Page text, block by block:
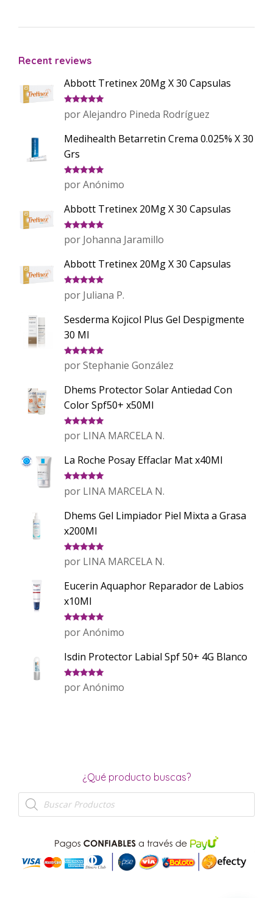
Recent reviews
Abbott Tretinex 20Mg X 30 Capsulas
Valorado
con
de 5
por Alejandro Pineda Rodríguez
Medihealth Betarretin Crema 0.025% X 30
Grs
Valorado
con
de 5
por Anónimo
Abbott Tretinex 20Mg X 30 Capsulas
Valorado
con 5de 5
por Johanna Jaramillo
Abbott Tretinex 20Mg X 30 Capsulas
Valorado
con 5de 5
por Juliana P.
Sesderma Kojicol Plus Gel Despigmente
30 Ml
Valorado
con
de 5
por Stephanie González
Dhems Protector Solar Antiedad Con
Color Spf50+ x50Ml
Valorado
con
de 5
por LINA MARCELA N.
La Roche Posay Effaclar Mat x40Ml
Valorado
con
de 5
por LINA MARCELA N.
Dhems Gel Limpiador Piel Mixta a Grasa
x200Ml
Valorado
con
de 5
por LINA MARCELA N.
Eucerin Aquaphor Reparador de Labios
x10Ml
Valorado
con
de 5
por Anónimo
Isdin Protector Labial Spf 50+ 4G Blanco
Valorado
con
de 5
por Anónimo
¿Qué producto buscas?
Búsqueda
de
productos